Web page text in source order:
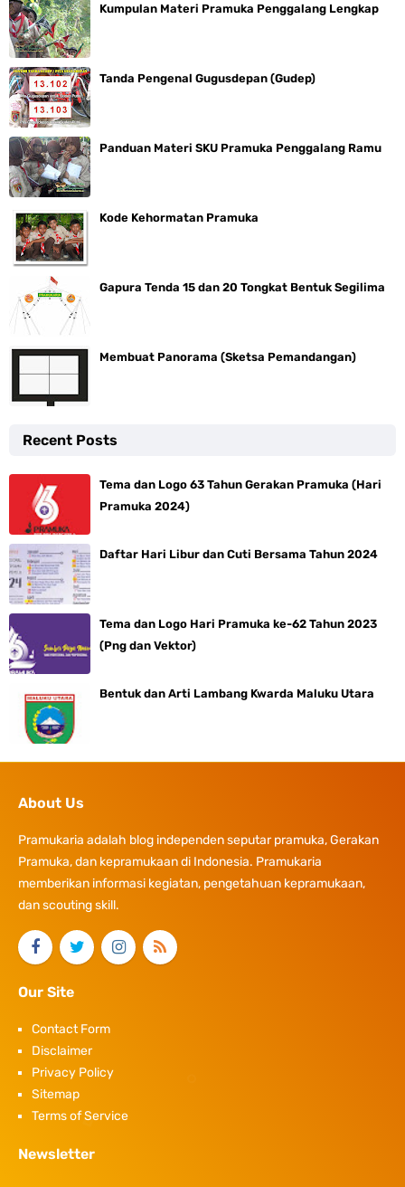
Kumpulan Materi Pramuka Penggalang Lengkap
Tanda Pengenal Gugusdepan (Gudep)
Panduan Materi SKU Pramuka Penggalang Ramu
Kode Kehormatan Pramuka
Gapura Tenda 15 dan 20 Tongkat Bentuk Segilima
Membuat Panorama (Sketsa Pemandangan)
Recent Posts
Tema dan Logo 63 Tahun Gerakan Pramuka (Hari
Pramuka 2024)
Daftar Hari Libur dan Cuti Bersama Tahun 2024
Tema dan Logo Hari Pramuka ke-62 Tahun 2023
(Png dan Vektor)
Bentuk dan Arti Lambang Kwarda Maluku Utara
About Us
Pramukaria adalah blog independen seputar pramuka, Gerakan
Pramuka, dan kepramukaan di Indonesia. Pramukaria
memberikan informasi kegiatan, pengetahuan kepramukaan,
dan scouting skill.
Our Site
Contact Form
Disclaimer
Privacy Policy
Sitemap
Terms of Service
Newsletter